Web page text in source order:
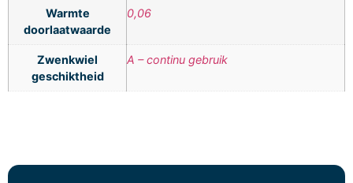
Warmte
doorlaatwaarde
0,06
Zwenkwiel
geschiktheid
A – continu gebruik